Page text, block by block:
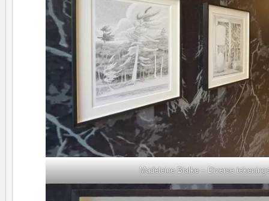
Madeleine Bialke – Diverse